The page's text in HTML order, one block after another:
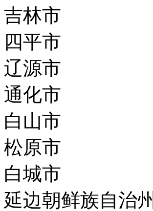
吉林市
四平市
辽源市
通化市
白山市
松原市
白城市
延边朝鲜族自治州